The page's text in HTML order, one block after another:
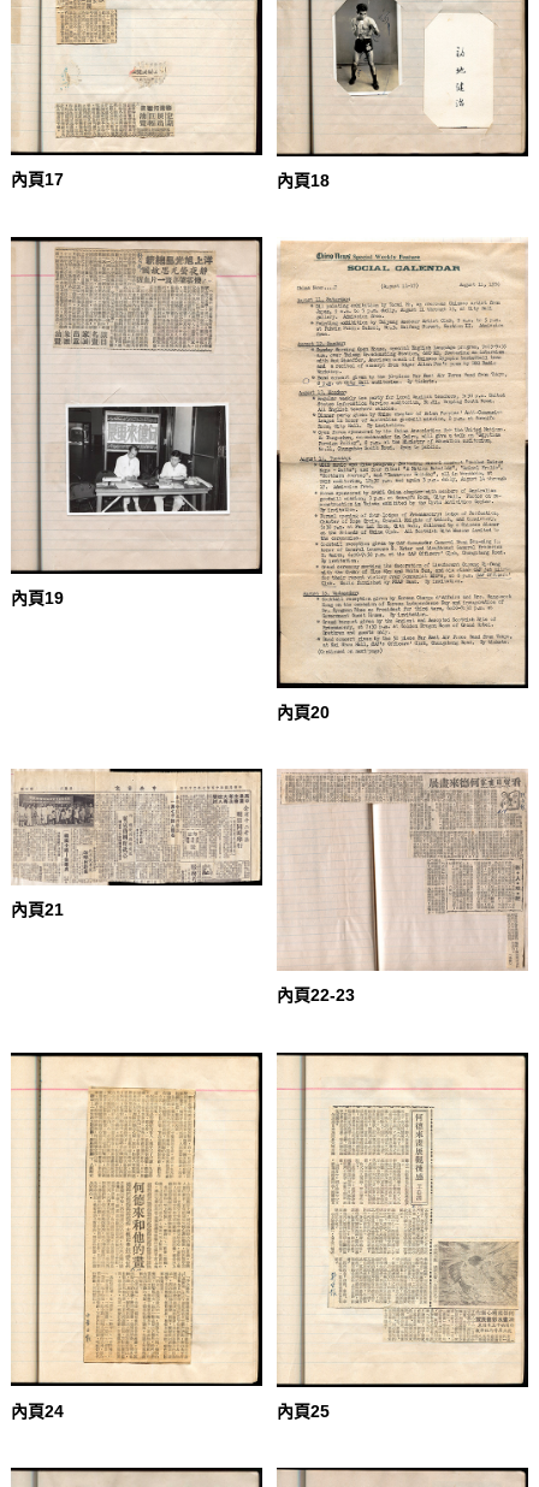
內頁17 內頁18
內頁19
內頁20
內頁21
內頁22-23
內頁24 內頁25